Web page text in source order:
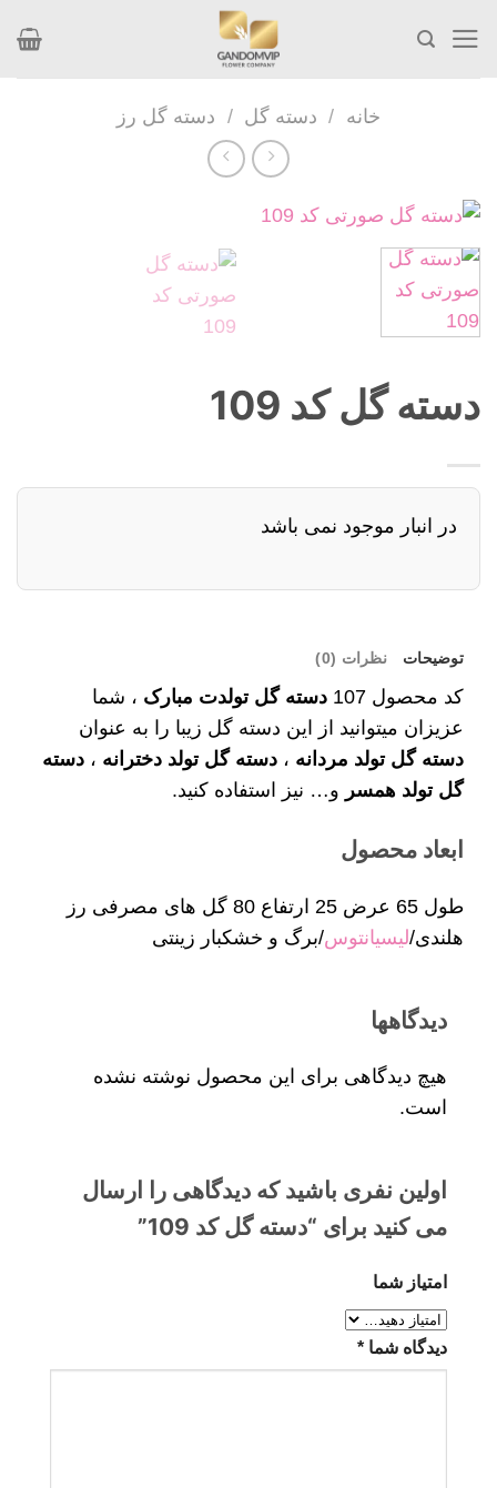
content
خانه / دسته گل / دسته گل رز
دسته گل کد 109
در انبار موجود نمی باشد
توضیحات نظرات (0)
کد محصول 107 دسته گل تولدت مبارک ، شما
عزیزان میتوانید از این دسته گل زیبا را به عنوان
دسته گل تولد مردانه ، دسته گل تولد دخترانه ، دسته
گل تولد همسر و… نیز استفاده کنید.
ابعاد محصول
طول 65 عرض 25 ارتفاع 80 گل های مصرفی رز
هلندی/لیسیانتوس/برگ و خشکبار زینتی
دیدگاهها
هیچ دیدگاهی برای این محصول نوشته نشده
است.
اولین نفری باشید که دیدگاهی را ارسال
می کنید برای “دسته گل کد 109”
امتیاز شما
دیدگاه شما *